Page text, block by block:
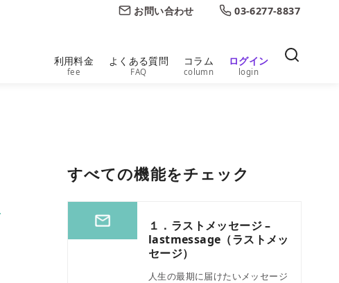
お問い合わせ 03-6277-8837
利用料金
fee
よくある質問
FAQ
コラム
column
ログイン
login
すべての機能をチェック
１．ラストメッセージ –
lastmessage（ラストメッ
セージ）
人生の最期に届けたいメッセージ